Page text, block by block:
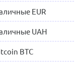
EUR
UAH
BTC